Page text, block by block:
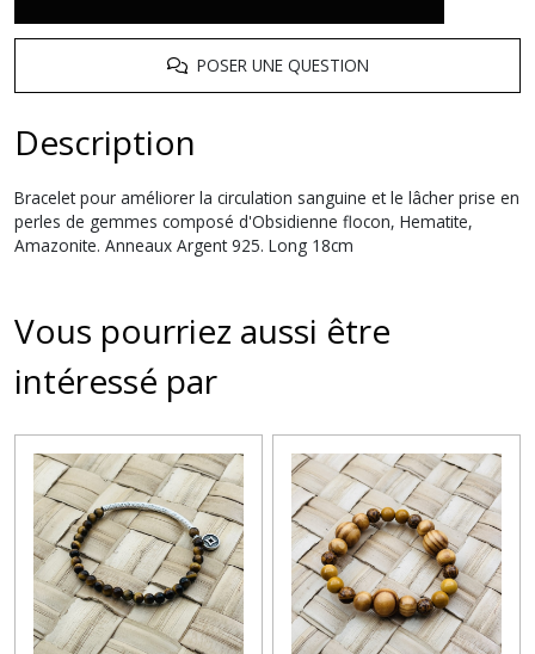
POSER UNE QUESTION
Description
Bracelet pour améliorer la circulation sanguine et le lâcher prise en
perles de gemmes composé d'Obsidienne flocon, Hematite,
Amazonite. Anneaux Argent 925. Long 18cm
Vous pourriez aussi être
intéressé par